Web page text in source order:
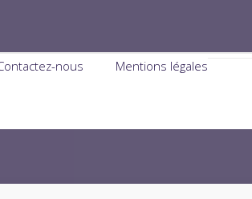
nous Mentions légales